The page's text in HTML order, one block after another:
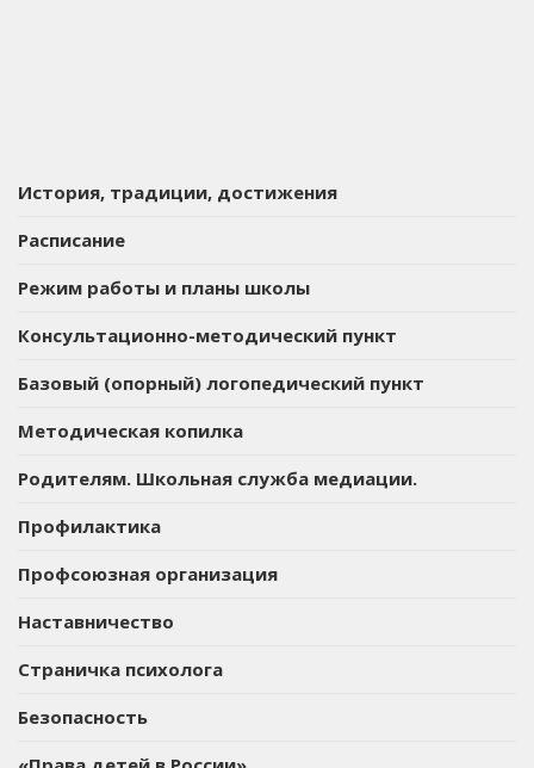
История, традиции, достижения
Расписание
Режим работы и планы школы
Консультационно-методический пункт
Базовый (опорный) логопедический пункт
Методическая копилка
Родителям. Школьная служба медиации.
Профилактика
Профсоюзная организация
Наставничество
Страничка психолога
Безопасность